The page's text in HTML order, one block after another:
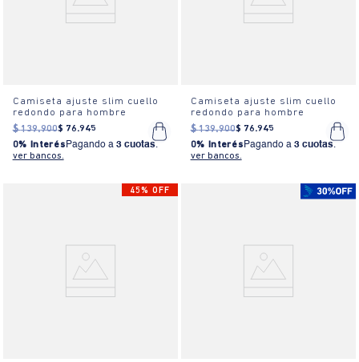
Camiseta ajuste slim cuello
redondo para hombre
$ 139.900$ 76.945
0% Interés Pagando a 3 cuotas.
ver bancos.
Camiseta ajuste slim cuello
redondo para hombre
$ 139.900$ 76.945
0% Interés Pagando a 3 cuotas.
ver bancos.
45% OFF